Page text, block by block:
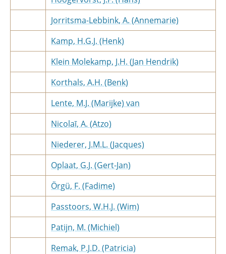
Jorritsma-Lebbink, A. (Annemarie)
Kamp, H.G.J. (Henk)
Klein Molekamp, J.H. (Jan Hendrik)
Korthals, A.H. (Benk)
Lente, M.J. (Marijke) van
Nicolaī, A. (Atzo)
Niederer, J.M.L. (Jacques)
Oplaat, G.J. (Gert-Jan)
Örgü, F. (Fadime)
Passtoors, W.H.J. (Wim)
Patijn, M. (Michiel)
Remak, P.J.D. (Patricia)